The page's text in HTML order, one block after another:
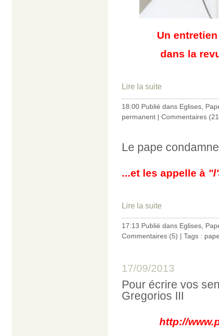
Un
dans la
Lire la suite
18:00 Publié dans Eglises
permanent | Commentaires
Le pape
...et les appelle à
Lire la suite
17:13 Publié dans Eglises
Commentaires (5) | Tags :
17/09/2013
Pour écrire vos
Gregorios III
http://